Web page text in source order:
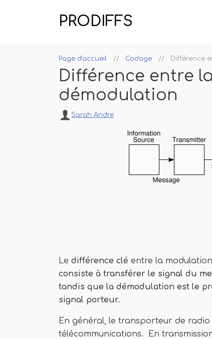
PRODIFFS
Page d'accueil Codage Différence
Différence entre
démodulation
Sarah Andre
Le différence clé entre la
consiste à transférer le signal du
tandis que la démodulation est le
signal porteur.
En général, le transporteur de
télécommunications. En